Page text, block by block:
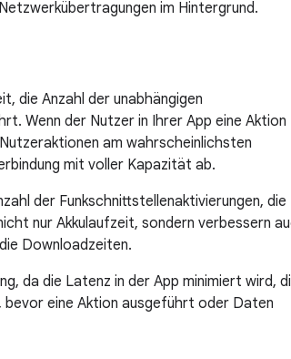
im Hintergrund.
die Anzahl der unabhängigen
Wenn der Nutzer in Ihrer App eine Aktion
am wahrscheinlichsten
mit voller Kapazität ab.
der Funkschnittstellenaktivierungen, die
nur Akkulaufzeit, sondern verbessern
Downloadzeiten.
da die Latenz in der App minimiert wird,
eine Aktion ausgeführt oder Daten